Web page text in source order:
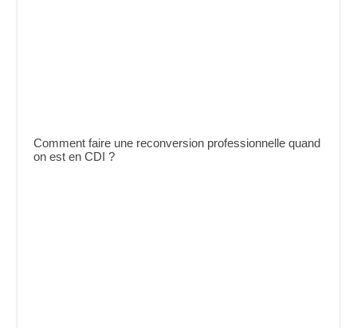
Comment faire une reconversion professionnelle quand
on est en CDI ?